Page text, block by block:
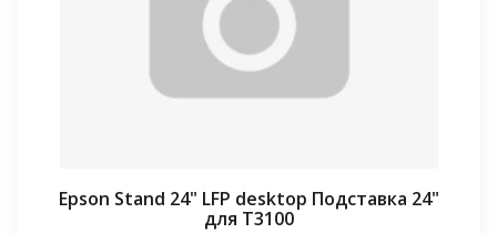
Epson Stand 24" LFP desktop Подставка 24"
для T3100